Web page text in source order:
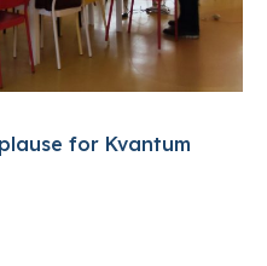
for Kvantum